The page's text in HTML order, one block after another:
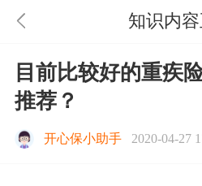
知识内
目前比较好的重疾
推荐？
开心保小助手 2020-04-27